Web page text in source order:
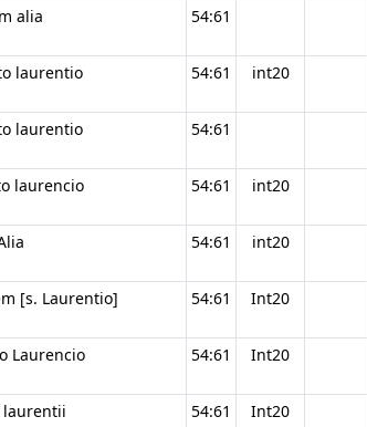
alia 54:61
laurentio 54:61 int20
laurentio 54:61
laurencio 54:61 int20
54:61 int20
[s. Laurentio] 54:61 Int20
Laurencio 54:61 Int20
laurentii 54:61 Int20